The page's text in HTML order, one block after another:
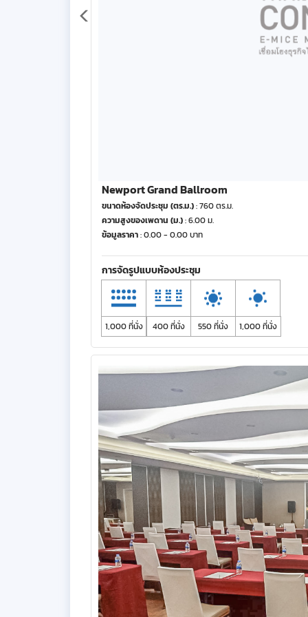
Newport Grand Ballroom
ขนาดห้องจัดประชุม (ตร.ม.): 760 ตร.ม.
ความสูงของเพดาน (ม.): 6.00 ม.
ข้อมูลราคา: 0.00 - 0.00 บาท
การจัดรูปแบบห้องประชุม
1,000 ที่นั่ง 400 ที่นั่ง 550 ที่นั่ง 1,000 ที่นั่ง